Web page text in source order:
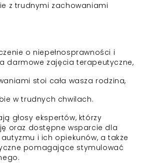
z trudnymi zachowaniami
o niepełnosprawności i
darmowe zajęcia terapeutyczne,
stoi cała wasza rodzina,
w trudnych chwilach.
głosy ekspertów, którzy
oraz dostępne wsparcie dla
i ich opiekunów, a także
pomagające stymulować